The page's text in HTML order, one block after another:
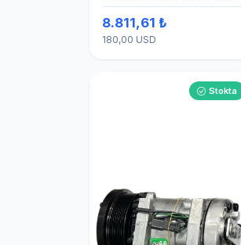
(SANDEN) KLİMA
KOMPRESÖRÜ
KOMPRESÖR
8.811,61 ₺
180,00 USD
Stokta